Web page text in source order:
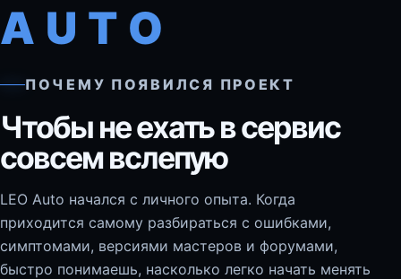
AUTO
ПОЧЕМУ ПОЯВИЛСЯ ПРОЕКТ
Чтобы не ехать в сервис
совсем вслепую
LEO Auto начался с личного опыта. Когда
приходится самому разбираться с ошибками,
симптомами, версиями мастеров и форумами,
быстро понимаешь, насколько легко начать менять